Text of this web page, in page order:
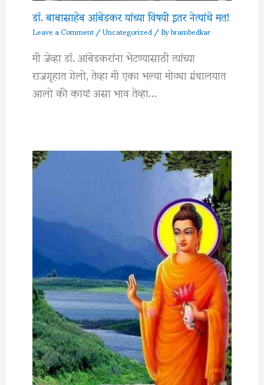
डॉ. बाबासाहेब आंबेडकर यांच्या विषयी इतर नेत्यांचे मत!
Leave a Comment/Uncategorized/ Bybrambedkar
मी जेव्हा डॉ. आंबेडकरांना भेटण्यासाठी त्यांच्या
राजगृहात गेलो, तेव्हा मी एका भल्या मोठ्या ग्रंथालयात
आलो की काय! असा भाव तेव्हा…